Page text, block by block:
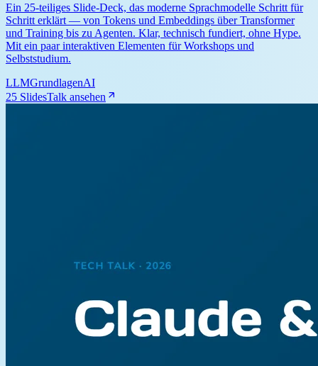
Ein 25-teiliges Slide-Deck, das moderne Sprachmodelle Schritt für
Schritt erklärt — von Tokens und Embeddings über Transformer
und Training bis zu Agenten. Klar, technisch fundiert, ohne Hype.
Mit ein paar interaktiven Elementen für Workshops und
Selbststudium.
LLMGrundlagenAI
25 SlidesTalk ansehen